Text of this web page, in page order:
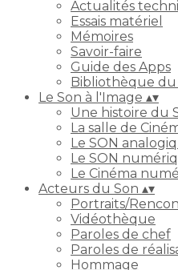
Actualités
Essais matériel
Mémoires
Savoir-faire
Guide des Apps
Bibliothèque du
Le Son à l'Image ▴▾
Une histoire du
La salle de
Le SON
Le SON
Le Cinéma
Acteurs du Son ▴▾
Portraits/
Vidéothèque
Paroles de chef
Paroles de
Hommage